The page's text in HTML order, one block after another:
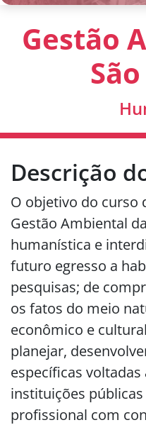
Gestão
Descrição
O objetivo do curso
Gestão Ambiental
humanística e
futuro egresso a
pesquisas; de
os fatos do meio
econômico e
planejar,
específicas
instituições
profissional com